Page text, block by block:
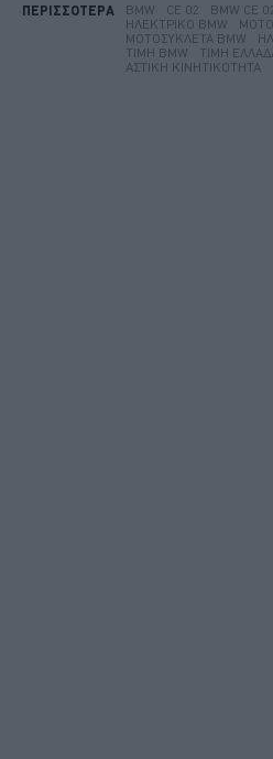
ΠΕΡΙΣΣΟΤΕΡΑ BMW CE 02 BMW CE
ΗΛΕΚΤΡΙΚΌ BMW
ΜΟΤΟΣΥΚΛΈΤΑ BMW
ΤΙΜΉ BMW
ΤΙΜΉ
ΑΣΤΙΚΉ ΚΙΝΗΤΙΚΌΤΗΤΑ